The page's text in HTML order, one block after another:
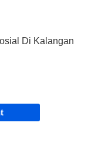
Di Kalangan